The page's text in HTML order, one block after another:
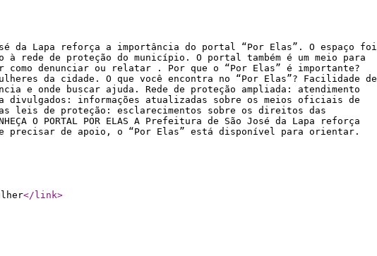
da Lapa reforça a importância do portal “Por Elas”. O espaço foi
rede de proteção do município. O portal também é um meio para
como denunciar ou relatar . Por que o “Por Elas” é importante?
da cidade. O que você encontra no “Por Elas”? Facilidade de
e onde buscar ajuda. Rede de proteção ampliada: atendimento
divulgados: informações atualizadas sobre os meios oficiais de
leis de proteção: esclarecimentos sobre os direitos das
O PORTAL POR ELAS A Prefeitura de São José da Lapa reforça
precisar de apoio, o “Por Elas” está disponível para orientar.
</link>